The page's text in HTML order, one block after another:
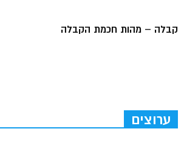
קבלה – מהות חכמת הקבלה
ערוצים